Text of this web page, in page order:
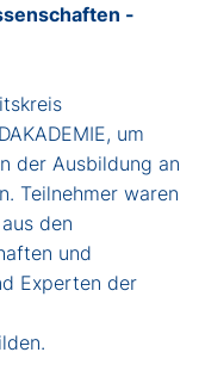
-
um
der Ausbildung an
Teilnehmer waren
den
und
Experten der